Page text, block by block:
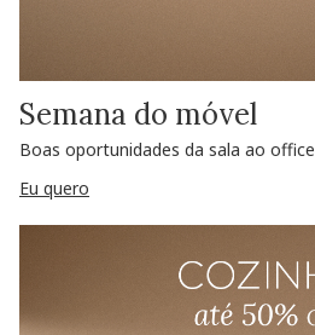
Semana do móvel
Boas oportunidades da sala ao office
Eu quero